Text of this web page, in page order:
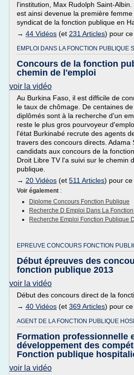
l'institution, Max Rudolph Saint-
est ainsi devenue la première
syndicat de la fonction publique en
→ 44 Vidéos (et 231 Articles) pour
EMPLOI DANS LA FONCTION PUBLIQUE
Concours de la fonction
chemin de l'emploi
voir la vidéo
Au Burkina Faso, il est difficile de
le taux de chômage. De centaines
diplômés sont à la recherche d'un
reste le plus gros pourvoyeur
l'état Burkinabé recrute des agents
travers des concours directs. Adama
candidats aux concours de la
Droit Libre TV l'a suivi sur le chemin
publique.
→ 20 Vidéos (et 511 Articles) pour
Voir également :
Diplome Concours Fonction Publique
Recherche D Emploi Dans La
Recherche Emploi Fonction Publique
EPREUVE CONCOURS FONCTION
Début épreuves des
fonction publique 2013
voir la vidéo
Début des concours direct de la
→ 40 Vidéos (et 369 Articles) pour
AGENT DE LA FONCTION PUBLIQUE
Formation professionnelle
développement des
Fonction publique
voir la vidéo